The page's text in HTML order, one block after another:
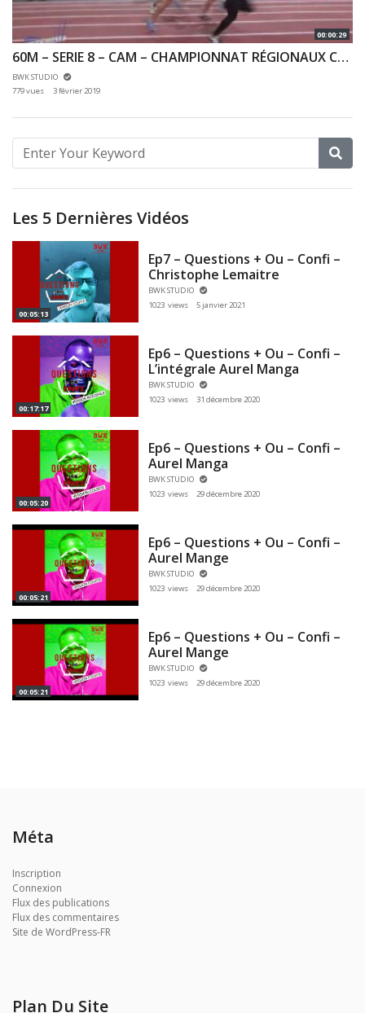
00:00:29
60M – SERIE 8 – CAM – CHAMPIONNAT RÉGIONAUX CA & JU 27/01/2019 – BERCY
BWK STUDIO
779 vues
3 février 2019
Les 5 Dernières Vidéos
00:05:13
Ep7 – Questions + Ou – Confi –
Christophe Lemaitre
BWK STUDIO
1023 views
5 janvier 2021
00:17:17
Ep6 – Questions + Ou – Confi –
L’intégrale Aurel Manga
BWK STUDIO
1023 views
31 décembre 2020
00:05:20
Ep6 – Questions + Ou – Confi –
Aurel Manga
BWK STUDIO
1023 views
29 décembre 2020
00:05:21
Ep6 – Questions + Ou – Confi –
Aurel Mange
BWK STUDIO
1023 views
29 décembre 2020
00:05:21
Ep6 – Questions + Ou – Confi –
Aurel Mange
BWK STUDIO
1023 views
29 décembre 2020
Méta
Inscription
Connexion
Flux des publications
Flux des commentaires
Site de WordPress-FR
Plan Du Site